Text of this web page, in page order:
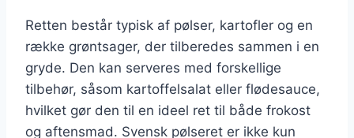
Retten består typisk af pølser, kartofler og en
række grøntsager, der tilberedes sammen i en
gryde. Den kan serveres med forskellige
tilbehør, såsom kartoffelsalat eller flødesauce,
hvilket gør den til en ideel ret til både frokost
og aftensmad. Svensk pølseret er ikke kun